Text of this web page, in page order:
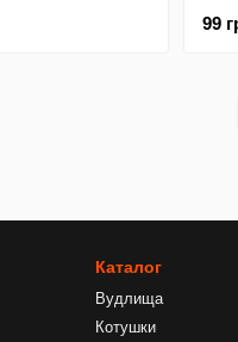
99
Каталог
Вудлища
Котушки